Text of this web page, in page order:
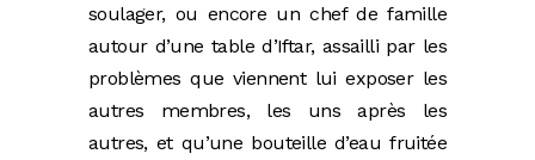
soulager, ou encore un chef de famille
autour d’une table d’Iftar, assailli par les
problèmes que viennent lui exposer les
autres membres, les uns après les
autres, et qu’une bouteille d’eau fruitée